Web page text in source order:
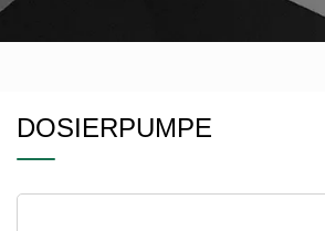
DOSIERPUMPE